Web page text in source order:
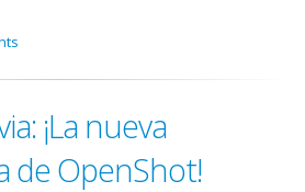
¡La nueva
de OpenShot!